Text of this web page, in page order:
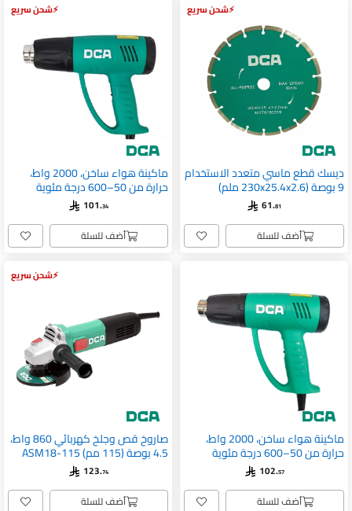
شحن سريع
ديسك قطع ماسي متعدد الاستخدام
9 بوصة (230x25.4x2.6 ملم)
30270100019
61.81
أضف للسلة
شحن سريع
ماكينة هواء ساخن، 2000 واط،
حرارة من 50–600 درجة مئوية
AQB2000
101.34
أضف للسلة
ماكينة هواء ساخن، 2000 واط،
حرارة من 50–600 درجة مئوية
AQB05-2000
102.57
أضف للسلة
شحن سريع
صاروخ قص وجلخ كهربائي 860 واط،
4.5 بوصة (115 مم) ASM18-115
123.74
أضف للسلة